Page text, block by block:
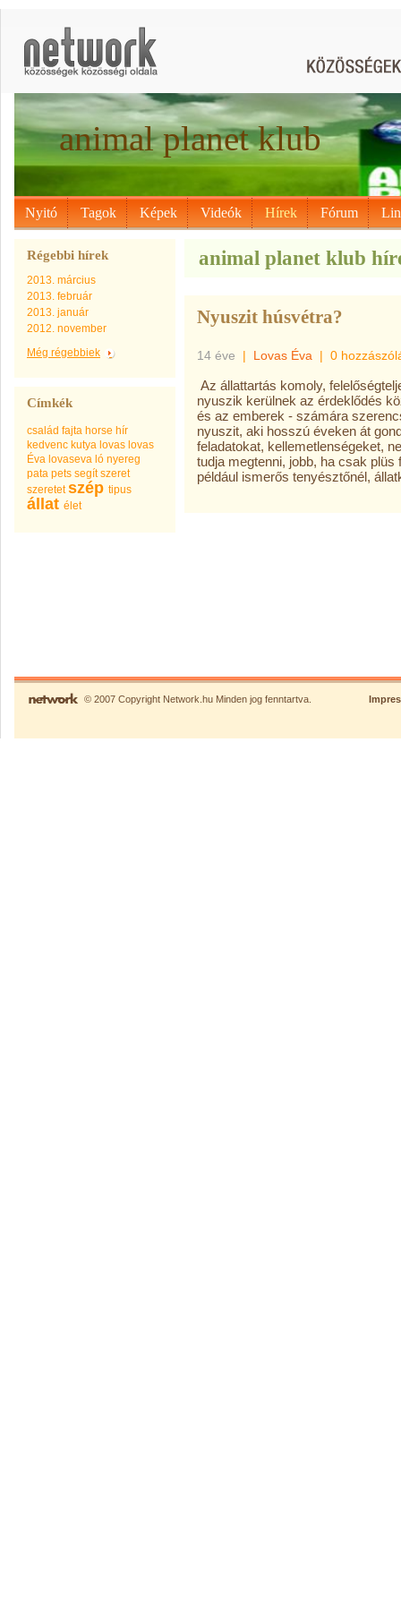
animal planet klub
Nyitó Tagok Képek Videók Hírek Fórum
Régebbi hírek
2013. március
2013. február
2013. január
2012. november
Még régebbiek
Címkék
család fajta horse hír
kedvenc kutya lovas lovas
Éva lovaseva ló nyereg
pata pets segít szeret
szeretet szép tipus
állat élet
animal planet klub
Nyuszit húsvétra?
14 éve | Lovas Éva | 0
Az állattartás komoly,
nyuszik kerülnek az érdeklődés
és az emberek - számára
nyuszit, aki hosszú éveken át
feladatokat, kellemetlenségeket,
tudja megtenni, jobb, ha csak
például ismerős tenyésztőnél,
© 2007 Copyright Network.hu Minden jog fenntartva.